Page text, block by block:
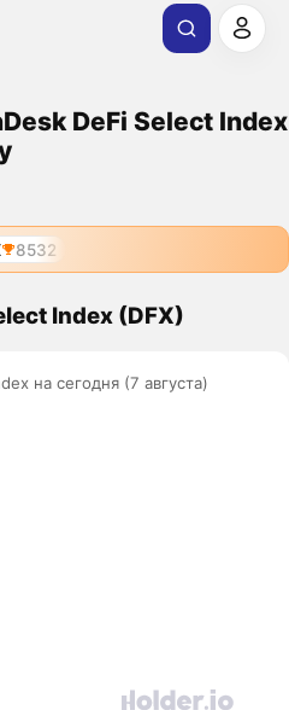
DeFi Select Index
8532
Index (DFX)
на сегодня (7 августа)